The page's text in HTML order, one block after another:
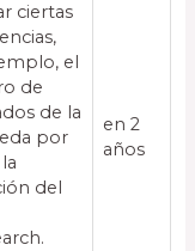
ciertas
el
de
de la
por
del
en 2
años